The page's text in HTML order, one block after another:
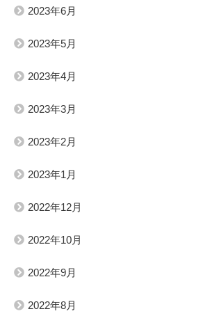
2023年6月
2023年5月
2023年4月
2023年3月
2023年2月
2023年1月
2022年12月
2022年10月
2022年9月
2022年8月